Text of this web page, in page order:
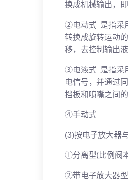
换成机械输出，
②电动式 是指采
转换成旋转运动
移，去控制输出液
③电液式 是指采
电信号，并通过
挡板和喷嘴之间
④手动式
(3)按电子放大器
①分离型(比例阀
②带电子放大器型